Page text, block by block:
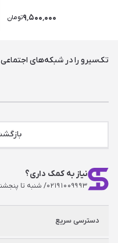
۹٬۵۰۰٬۰۰۰تومان
تک‌سیرو را در شبکه‌های اجتماعی
نیاز به کمک داری؟
۰۲۱۹۱۰۰۹۹۹۳/ شنبه تا پنجشنبه از ۱۰:۳۰
دسترسی سریع